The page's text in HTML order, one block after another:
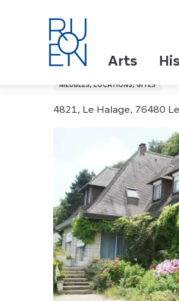
Arts
Gîtes de
MEUBLÉS, LOCATIONS, GÎTES
4821, Le Halage, 76480